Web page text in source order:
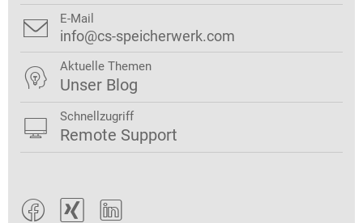
  
 E-Mail
info@cs-speicherwerk.com
 Aktuelle Themen
Unser Blog
 Schnellzugriff
Remote Support